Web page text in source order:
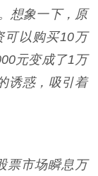
想象一下，原
可以购买10万
元变成了1万
诱惑，吸引着
票市场瞬息万